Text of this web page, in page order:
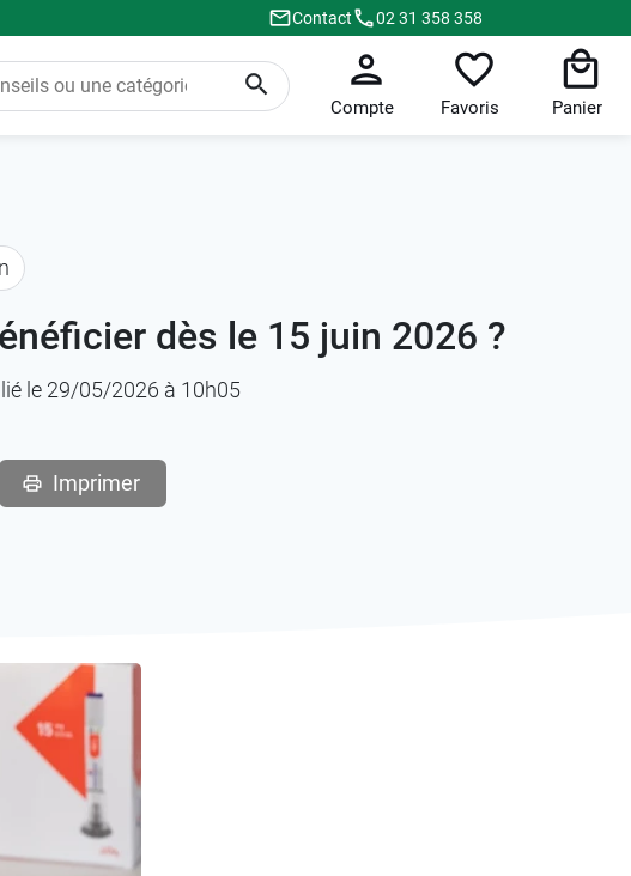
Contact 02 31 358 358
Compte Favoris Panier
dès le 15 juin 2026 ?
le 29/05/2026 à 10h05
Imprimer